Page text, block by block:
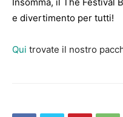
e divertimento per tutti!
Qui trovate il nostro